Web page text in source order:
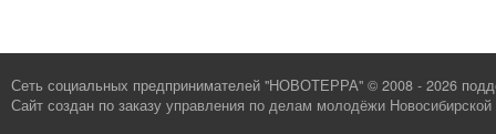
Сеть социальных предпринимателей "НОВОТЕРРА" © 2008 - 2026
Сайт создан по заказу управления по делам молодёжи Новосибирской